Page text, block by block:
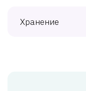
Хранение